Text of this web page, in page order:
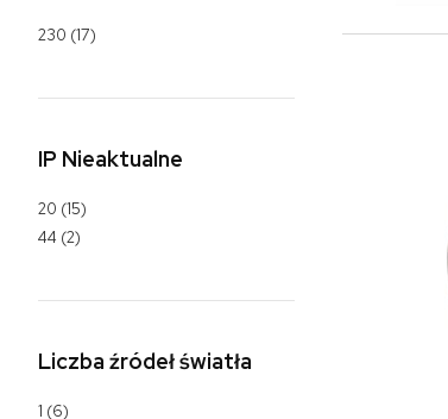
230 (17)
IP Nieaktualne
20 (15)
44 (2)
Liczba źródeł światła
1 (6)